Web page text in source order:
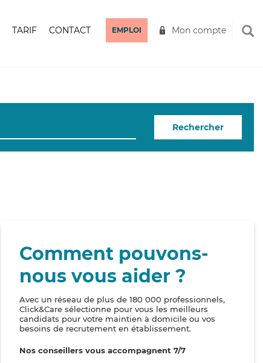
TARIF CONTACT EMPLOI Mon compte
Rechercher
Comment pouvons-
nous vous aider ?
Avec un réseau de plus de 180 000 professionnels,
Click&Care sélectionne pour vous les meilleurs
candidats pour votre maintien à domicile ou vos
besoins de recrutement en établissement.
Nos conseillers vous accompagnent 7/7